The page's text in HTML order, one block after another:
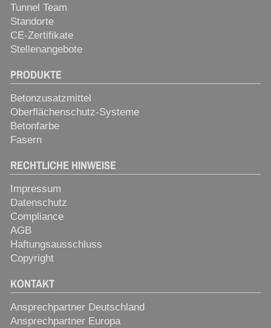
Tunnel Team
Standorte
CE-Zertifikate
Stellenangebote
PRODUKTE
Betonzusatzmittel
Oberflächenschutz-Systeme
Betonfarbe
Fasern
RECHTLICHE HINWEISE
Impressum
Datenschutz
Compliance
AGB
Haftungsausschluss
Copyright
KONTAKT
Ansprechpartner Deutschland
Ansprechpartner Europa